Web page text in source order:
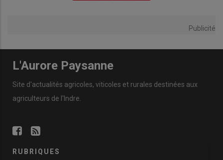
Publicité
L'Aurore Paysanne
Site d'actualités agricoles, viticoles et rurales destinées aux
agriculteurs de l'Indre.
RUBRIQUES